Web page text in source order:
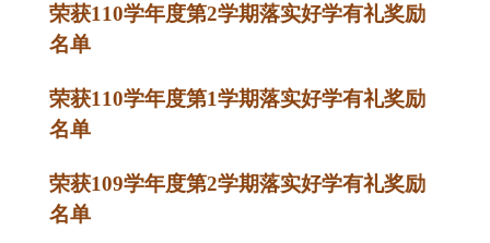
荣获110学年度第2学期落实好学有礼奖励
名单
荣获110学年度第1学期落实好学有礼奖励
名单
荣获109学年度第2学期落实好学有礼奖励
名单